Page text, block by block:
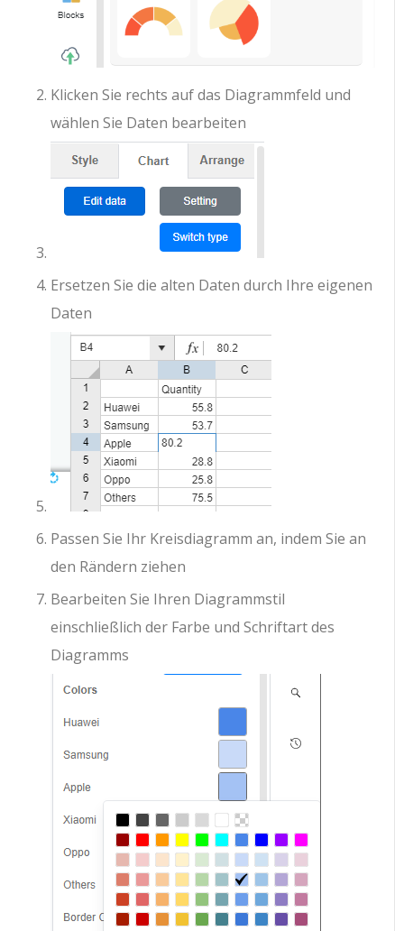
Klicken Sie rechts auf das Diagrammfeld und
wählen Sie Daten bearbeiten
Ersetzen Sie die alten Daten durch Ihre eigenen
Daten
Passen Sie Ihr Kreisdiagramm an, indem Sie an
den Rändern ziehen
Bearbeiten Sie Ihren Diagrammstil
einschließlich der Farbe und Schriftart des
Diagramms